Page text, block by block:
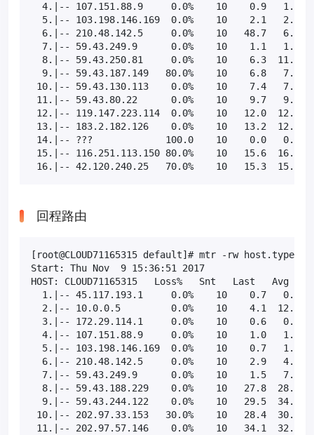
4.|-- 107.151.88.9     0.0%    10    0.9   1.0
5.|-- 103.198.146.169  0.0%    10    2.1   2.9
6.|-- 210.48.142.5     0.0%    10   48.7   6.2
7.|-- 59.43.249.9      0.0%    10    1.1   1.0
8.|-- 59.43.250.81     0.0%    10    6.3  11.2
9.|-- 59.43.187.149   80.0%    10    6.8   7.3
10.|-- 59.43.130.113    0.0%    10    7.4   7.5
11.|-- 59.43.80.22      0.0%    10    9.7   9.9
12.|-- 119.147.223.114  0.0%    10   12.0  12.3
13.|-- 183.2.182.126    0.0%    10   13.2  12.2
14.|-- ???             100.0    10    0.0   0.0
15.|-- 116.251.113.150 80.0%    10   15.6  16.4
16.|-- 42.120.240.25   70.0%    10   15.3  15.0
回程路由
[root@CLOUD71165315 default]# mtr -rw
Start: Thu Nov  9 15:36:51 2017
HOST: CLOUD71165315   Loss%   Snt   Last   Avg
1.|-- 45.117.193.1     0.0%    10    0.7   0.7
2.|-- 10.0.0.5         0.0%    10    4.1  12.6
3.|-- 172.29.114.1     0.0%    10    0.6   0.8
4.|-- 107.151.88.9     0.0%    10    1.0   1.0
5.|-- 103.198.146.169  0.0%    10    0.7   1.0
6.|-- 210.48.142.5     0.0%    10    2.9   4.2
7.|-- 59.43.249.9      0.0%    10    1.5   7.0
8.|-- 59.43.188.229    0.0%    10   27.8  28.1
9.|-- 59.43.244.122    0.0%    10   29.5  34.7
10.|-- 202.97.33.153   30.0%    10   28.4  30.2
11.|-- 202.97.57.146    0.0%    10   34.1  32.7